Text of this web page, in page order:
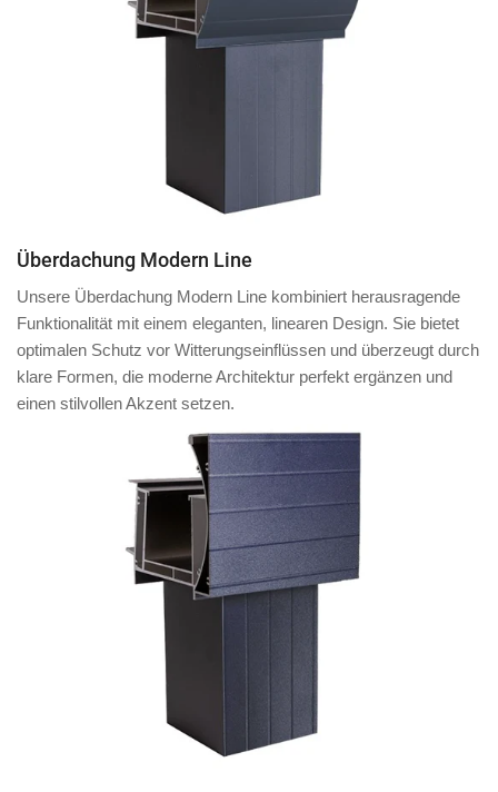
Überdachung Modern Line
Unsere Überdachung Modern Line kombiniert herausragende
Funktionalität mit einem eleganten, linearen Design. Sie bietet
optimalen Schutz vor Witterungseinflüssen und überzeugt durch
klare Formen, die moderne Architektur perfekt ergänzen und
einen stilvollen Akzent setzen.